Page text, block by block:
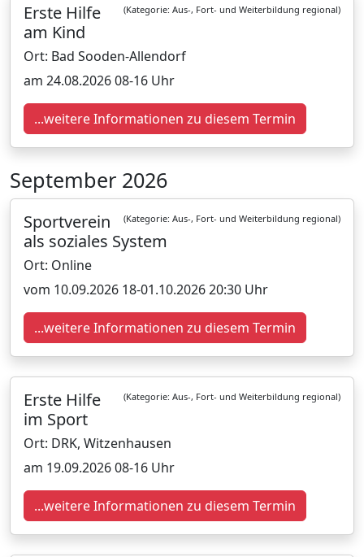
(Kategorie: Aus-, Fort- und Weiterbildung regional)
Erste Hilfe
am Kind
Ort: Bad Sooden-Allendorf
am 24.08.2026 08-16 Uhr
...weitere Informationen zu diesem Termin
September 2026
(Kategorie: Aus-, Fort- und Weiterbildung regional)
Sportverein
als soziales System
Ort: Online
vom 10.09.2026 18-01.10.2026 20:30 Uhr
...weitere Informationen zu diesem Termin
(Kategorie: Aus-, Fort- und Weiterbildung regional)
Erste Hilfe
im Sport
Ort: DRK, Witzenhausen
am 19.09.2026 08-16 Uhr
...weitere Informationen zu diesem Termin